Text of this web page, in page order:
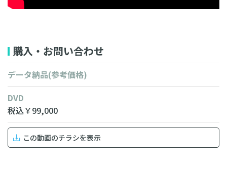
購入・お問い合わせ
データ納品(参考価格)
DVD
税込￥99,000
この動画のチラシを表示